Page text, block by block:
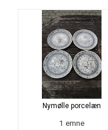
Nymølle porcelæn
1 emne